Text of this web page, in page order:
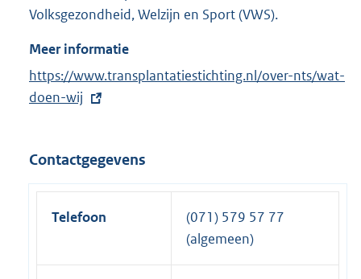
Volksgezondheid, Welzijn en Sport (VWS).
Meer informatie
E
x
r
n
https://www.transplantatiestichting.nl/over-nts/wat-
doen-wij
Contactgegevens
Telefoon
(071) 579 57 77
(algemeen)